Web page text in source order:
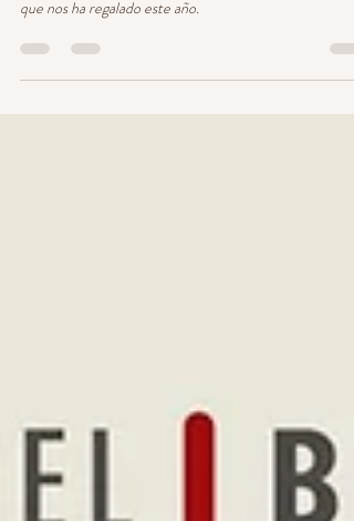
En ClubGastro, estamos llenos de gratitud al hacer una
pausa para reflexionar sobre los maravillosos momentos